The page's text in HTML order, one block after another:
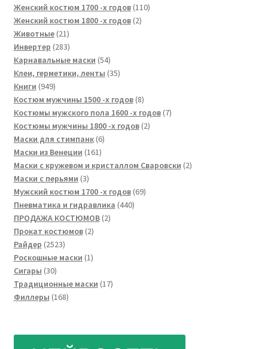
товара
Женский костюм 1700 -х годов 110110
Женский костюм 1800 -х годов 22
Животные 2121
товар
Инвертер 283283
товара
Карнавальные маски 5454
товара
Клеи, герметики, ленты 3535
Книги 949949
товаров
Костюм мужчины 1500 -х годов 88
товаров
Костюмы мужского пола 1600 -х годов 77
Костюмы мужчины 1800 -х годов 22
Маски для стимпанк 66
Маски из Венеции 161161
товар
Маски с кружевом и кристаллом Сваровски 22
Маски с перьями 33
товара
Мужский костюм 1700 -х годов 6969
Пневматика и гидравлика 440440
ПРОДАЖА КОСТЮМОВ 22
Прокат костюмов 22
Райдер 25232523
товара
Роскошные маски 11
Сигары 3030
товаров
Традиционные маски 1717
Филлеры 168168